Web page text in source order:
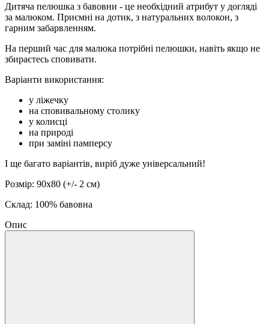
Дитяча пелюшка з бавовни - це необхідний атрибут у догляді
за малюком. Приємні на дотик, з натуральних волокон, з
гарним забарвленням.
На перший час для малюка потрібні пелюшки, навіть якщо не
збираєтесь сповивати.
Варіанти використання:
у ліжечку
на сповивальному столику
у колисці
на природі
при заміні памперсу
І ще багато варіантів, виріб дуже універсальний!
Розмір: 90х80 (+/- 2 см)
Склад: 100% бавовна
Опис